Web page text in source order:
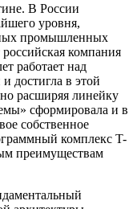
В России
уровня,
промышленных
компания
работает над
достигла в этой
расширяя линейку
сформировала и в
собственное
комплекс T-
преимуществам